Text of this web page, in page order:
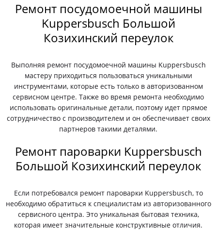
Ремонт посудомоечной машины
Kuppersbusch Большой
Козихинский переулок
Выполняя ремонт посудомоечной машины Kuppersbusch
мастеру приходиться пользоваться уникальными
инструментами, которые есть только в авторизованном
сервисном центре. Также во время ремонта необходимо
использовать оригинальные детали, поэтому идет прямое
сотрудничество с производителем и он обеспечивает своих
партнеров такими деталями.
Ремонт пароварки Kuppersbusch
Большой Козихинский переулок
Если потребовался ремонт пароварки Kuppersbusch, то
необходимо обратиться к специалистам из авторизованного
сервисного центра. Это уникальная бытовая техника,
которая имеет значительные конструктивные отличия.